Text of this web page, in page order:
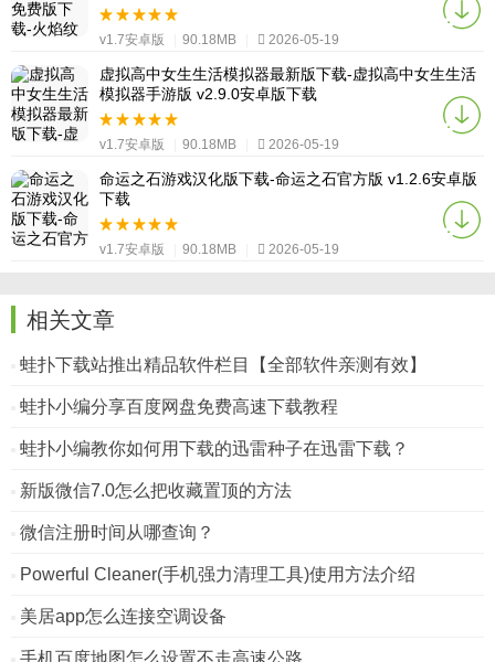
v1.7安卓版 90.18MB 2026-05-19
虚拟高中女生生活模拟器最新版下载-虚拟高中女生生活
模拟器手游版 v2.9.0安卓版下载
v1.7安卓版 90.18MB 2026-05-19
命运之石游戏汉化版下载-命运之石官方版 v1.2.6安卓版
下载
v1.7安卓版 90.18MB 2026-05-19
相关文章
蛙扑下载站推出精品软件栏目【全部软件亲测有效】
蛙扑小编分享百度网盘免费高速下载教程
蛙扑小编教你如何用下载的迅雷种子在迅雷下载？
新版微信7.0怎么把收藏置顶的方法
微信注册时间从哪查询？
Powerful Cleaner(手机强力清理工具)使用方法介绍
美居app怎么连接空调设备
手机百度地图怎么设置不走高速公路